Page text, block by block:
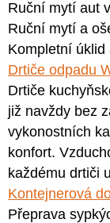
Ruční mytí aut
Ruční mytí a
Kompletní úklid
Drtiče odpadu
Drtiče
již navždy bez
vykonostních
konfort.
každému drtiči
Kontejnerová
Přeprava